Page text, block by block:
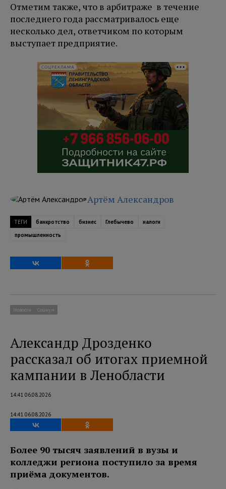
Отметим также, что в арбитраже в течение
последнего года рассматривалось еще
несколько дел, ответчиком по которым
выступает предприятие.
СОЦРЕКЛАМА
Артём Александров
ТЕГИ банкротство бизнес Глебычево
налоги
промышленность
Новости Социум
Александр Дрозденко
рассказал об итогах приемной
кампании в Ленобласти
14:41 06.08.2026
14:41 06.08.2026
Более 90 тысяч заявлений в вузы и
колледжи региона поступило за время
приёма документов.